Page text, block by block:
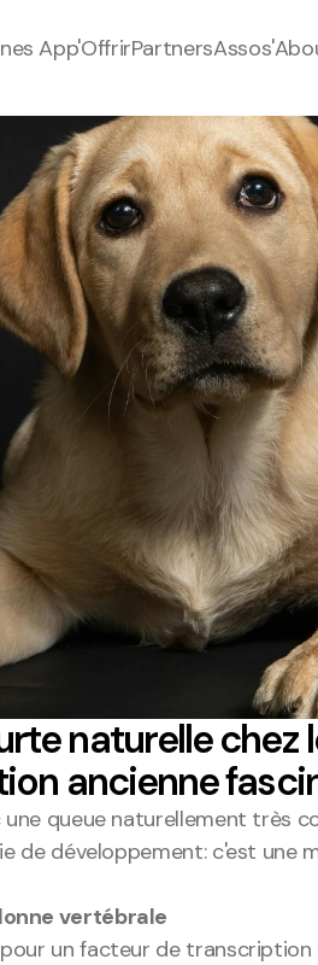
App'OffrirPartnersAssos'
naturelle chez
ancienne
queue naturellement très
de développement: c'est
vertébrale
un facteur de